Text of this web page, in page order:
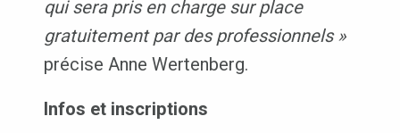
qui sera pris en charge sur place
gratuitement par des professionnels »
précise Anne Wertenberg.
Infos et inscriptions